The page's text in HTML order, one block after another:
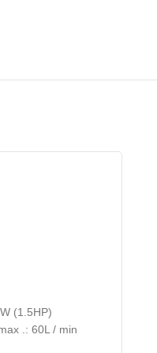
(1.5HP)
.: 60L / min